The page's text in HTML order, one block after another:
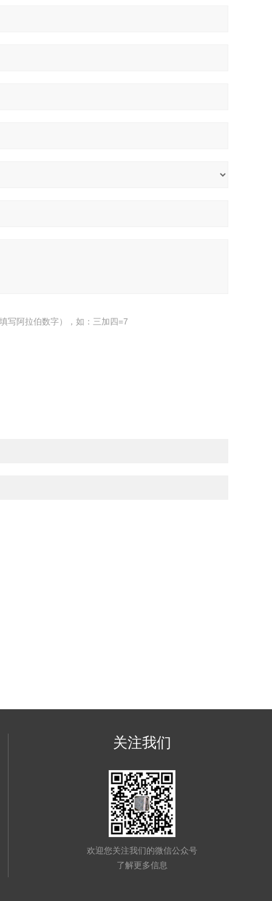
写阿拉伯数字），如：三加四=7
关注我们
欢迎您关注我们的微信公众号
了解更多信息